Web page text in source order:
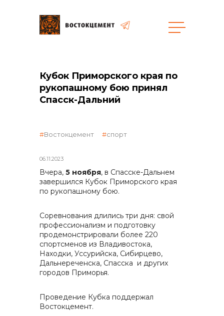
общая информация
реализация неликвидов
контакты отдела закупок
Контакты
Кубок Приморского края по
рукопашному бою принял
Спасск-Дальний
06.11.2023
Востокцемент спорт
Вчера, 5 ноября, в Спасске-Дальнем
завершился Кубок Приморского края
по рукопашному бою.
Соревнования длились три дня: свой
профессионализм и подготовку
продемонстрировали более 220
спортсменов из Владивостока,
Находки, Уссурийска, Сибирцево,
Дальнереченска, Спасска и других
городов Приморья.
Проведение Кубка поддержал
Востокцемент.